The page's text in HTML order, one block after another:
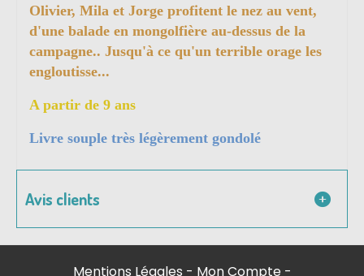
Olivier, Mila et Jorge profitent le nez au vent,
d'une balade en mongolfière au-dessus de la
campagne.. Jusqu'à ce qu'un terrible orage les
engloutisse...
A partir de 9 ans
Livre souple très légèrement gondolé
Avis clients
Mentions Légales Mon Compte